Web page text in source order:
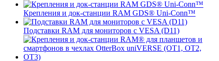
Крепления и док-станции RAM GDS® Uni-Conn™
Подставки RAM для мониторов с VESA (D11)